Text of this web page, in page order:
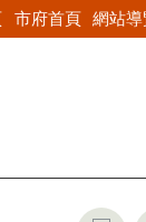
市府首頁 網站導